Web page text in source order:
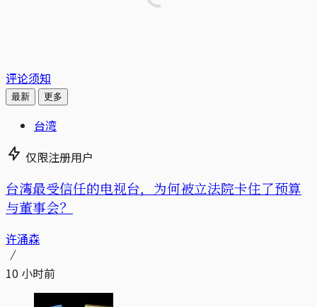
评论须知
最新 更多
台湾
仅限注册用户
台湾最受信任的电视台，为何被立法院卡住了预算
与董事会？
许涌森
10 小时前